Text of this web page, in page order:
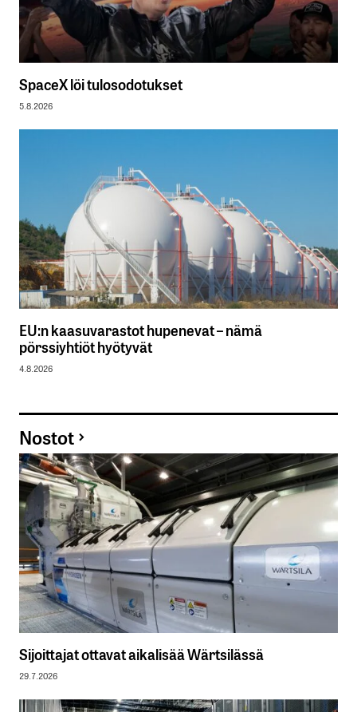
SpaceX löi tulosodotukset
5.8.2026
EU:n kaasuvarastot hupenevat – nämä
pörssiyhtiöt hyötyvät
4.8.2026
Nostot
Sijoittajat ottavat aikalisää Wärtsilässä
29.7.2026